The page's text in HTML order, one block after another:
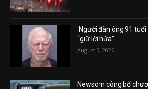
Người đàn ông 91 tuổi
“giữ lời hứa”
August 7, 2026
Newsom công bố